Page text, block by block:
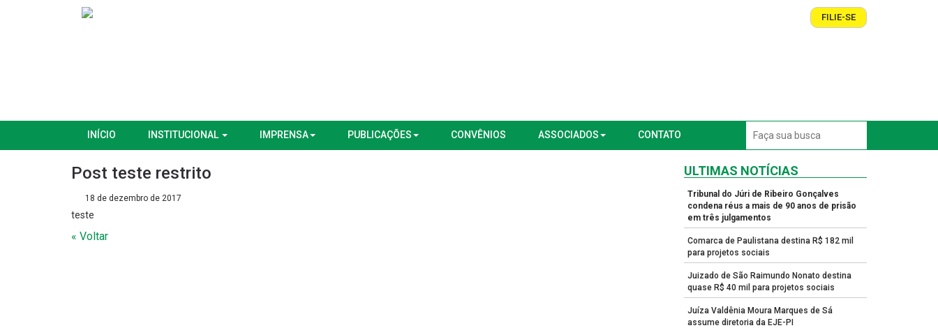
FILIE-SE
INÍCIO INSTITUCIONAL IMPRENSA PUBLICAÇÕES CONVÊNIOS ASSOCIADOS CONTATO
Post teste restrito
18 de dezembro de 2017
teste
« Voltar
ULTIMAS NOTÍCIAS
Tribunal do Júri de Ribeiro Gonçalves
condena réus a mais de 90 anos de prisão
em três julgamentos
Comarca de Paulistana destina R$ 182 mil
para projetos sociais
Juizado de São Raimundo Nonato destina
quase R$ 40 mil para projetos sociais
Juíza Valdênia Moura Marques de Sá
assume diretoria da EJE-PI